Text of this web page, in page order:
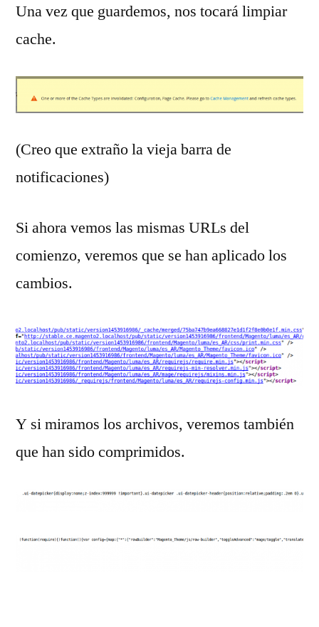
Una vez que guardemos, nos tocará limpiar
cache.
(Creo que extraño la vieja barra de
notificaciones)
Si ahora vemos las mismas URLs del
comienzo, veremos que se han aplicado los
cambios.
Y si miramos los archivos, veremos también
que han sido comprimidos.